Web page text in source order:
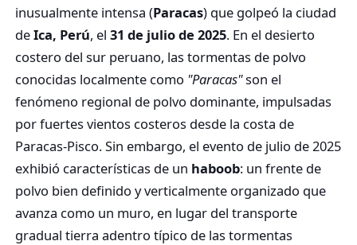
inusualmente intensa (Paracas) que golpeó la ciudad
deIca, Perú, el31 de julio de 2025. En el desierto
costero del sur peruano, las tormentas de polvo
conocidas localmente como "Paracas"son el
fenómeno regional de polvo dominante, impulsadas
por fuertes vientos costeros desde la costa de
Paracas-Pisco. Sin embargo, el evento de julio de 2025
exhibió características de un haboob: un frente de
polvo bien definido y verticalmente organizado que
avanza como un muro, en lugar del transporte
gradual tierra adentro típico de las tormentas